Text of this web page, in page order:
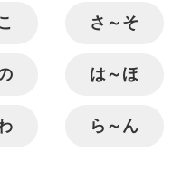
さ～そ
は～ほ
ら～ん